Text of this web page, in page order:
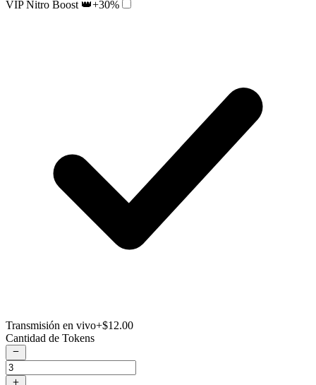
VIP Nitro Boost 👑+30%
Transmisión en vivo+$12.00
Cantidad de Tokens